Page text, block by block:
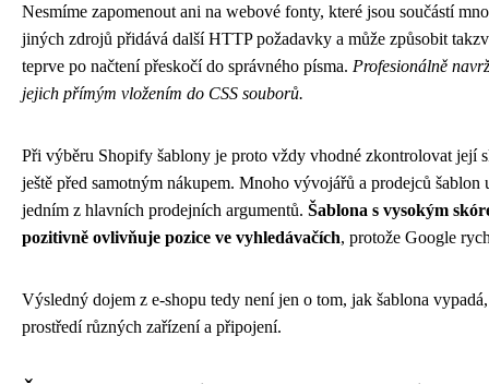
Nesmíme zapomenout ani na webové fonty, které jsou součástí
jiných zdrojů přidává další HTTP požadavky a může způsobit
teprve po načtení přeskočí do správného písma. Profesionálně
jejich přímým vložením do CSS souborů.
Při výběru Shopify šablony je proto vždy vhodné zkontrolovat její
ještě před samotným nákupem. Mnoho vývojářů a prodejců
jedním z hlavních prodejních argumentů. Šablona s vysokým
pozitivně ovlivňuje pozice ve vyhledávačích, protože Google
Výsledný dojem z e-shopu tedy není jen o tom, jak šablona
prostředí různých zařízení a připojení.